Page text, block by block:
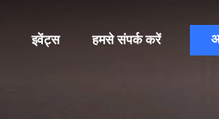
इवेंट्स हमसे संपर्क करें